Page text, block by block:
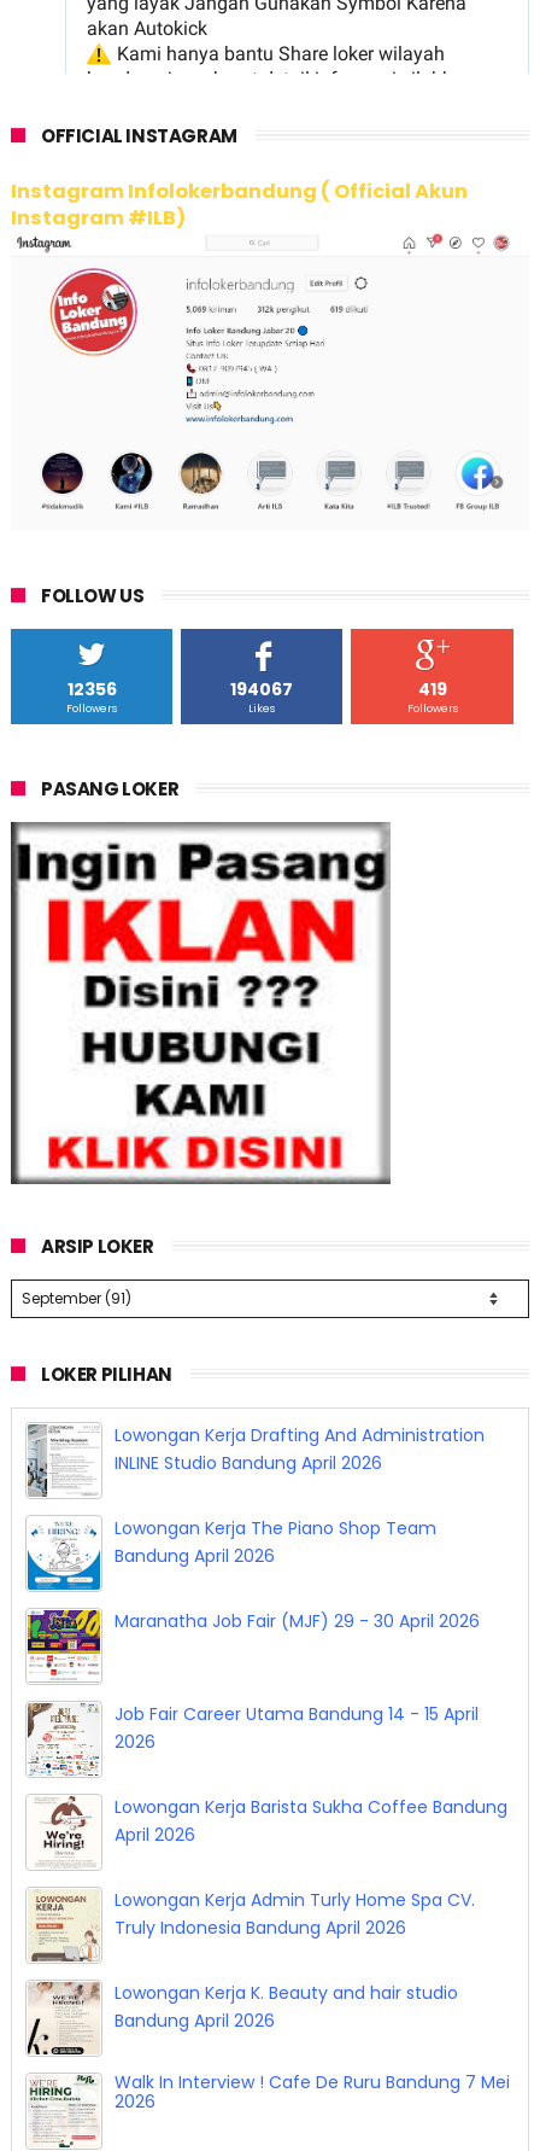
OFFICIAL INSTAGRAM
Instagram Infolokerbandung ( Official Akun
Instagram #ILB)
FOLLOW US
12356
Followers
194067
Likes
419
Followers
PASANG LOKER
ARSIP LOKER
LOKER PILIHAN
Lowongan Kerja Drafting And Administration
INLINE Studio Bandung April 2026
Lowongan Kerja The Piano Shop Team
Bandung April 2026
Maranatha Job Fair (MJF) 29 - 30 April 2026
Job Fair Career Utama Bandung 14 - 15 April
2026
Lowongan Kerja Barista Sukha Coffee Bandung
April 2026
Lowongan Kerja Admin Turly Home Spa CV.
Truly Indonesia Bandung April 2026
Lowongan Kerja K. Beauty and hair studio
Bandung April 2026
Walk In Interview ! Cafe De Ruru Bandung 7 Mei
2026